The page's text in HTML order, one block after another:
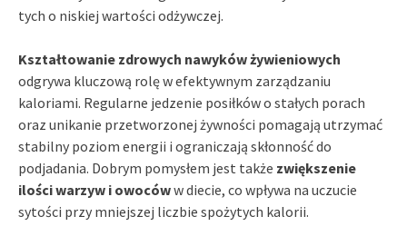
tych o niskiej wartości odżywczej.
Kształtowanie zdrowych nawyków żywieniowych
odgrywa kluczową rolę w efektywnym zarządzaniu
kaloriami. Regularne jedzenie posiłków o stałych porach
oraz unikanie przetworzonej żywności pomagają utrzymać
stabilny poziom energii i ograniczają skłonność do
podjadania. Dobrym pomysłem jest także zwiększenie
ilości warzyw i owocóww diecie, co wpływa na uczucie
sytości przy mniejszej liczbie spożytych kalorii.